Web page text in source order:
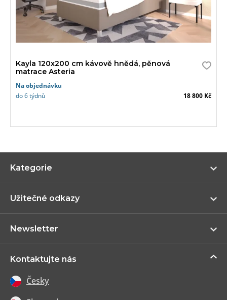
Kayla 120x200 cm kávově hnědá, pěnová
matrace Asteria
Na objednávku
do 6 týdnů
18 800 Kč
Kategorie
Užitečné odkazy
Newsletter
Kontaktujte nás
Česky